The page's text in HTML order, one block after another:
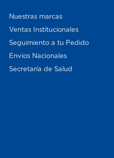
Nuestras marcas
Ventas Institucionales
Seguimiento a tu Pedido
Envios Nacionales
Secretaría de Salud